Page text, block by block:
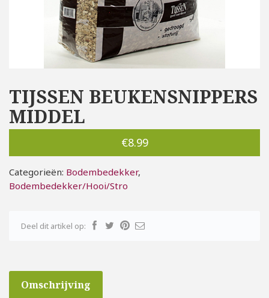
TIJSSEN BEUKENSNIPPERS
MIDDEL
€8.99
Categorieën: Bodembedekker,
Bodembedekker/Hooi/Stro
Deel dit artikel op:
Omschrijving